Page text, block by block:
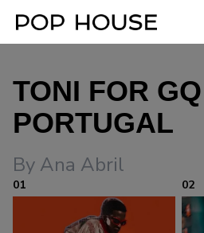
TONI FOR GQ
PORTUGAL
By Ana Abril
01 02